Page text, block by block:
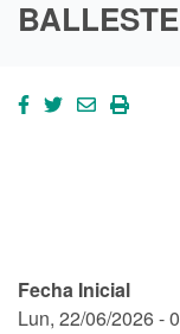
Fecha Inicial
Lun, 22/06/2026 -